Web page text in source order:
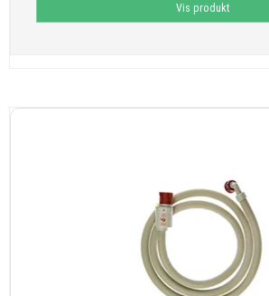
Vis produkt